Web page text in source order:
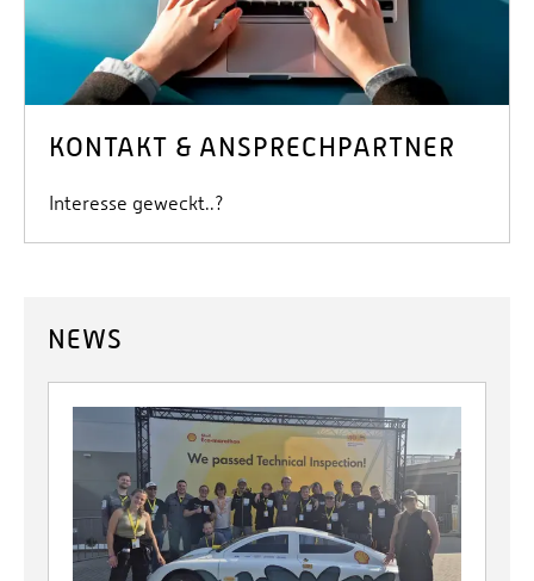
KONTAKT & ANSPRECHPARTNER
Interesse geweckt..?
NEWS